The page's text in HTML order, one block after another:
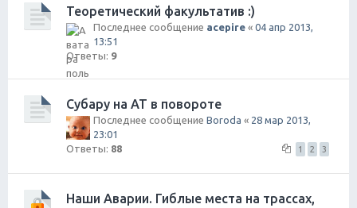
Теоретический факультатив :)
Последнее сообщение acepire « 04 апр 2013,
13:51
Ответы: 9
Субару на AT в повороте
Последнее сообщение Boroda « 28 мар 2013,
23:01
Ответы: 88 1 2 3
Наши Аварии. Гиблые места на трассах,